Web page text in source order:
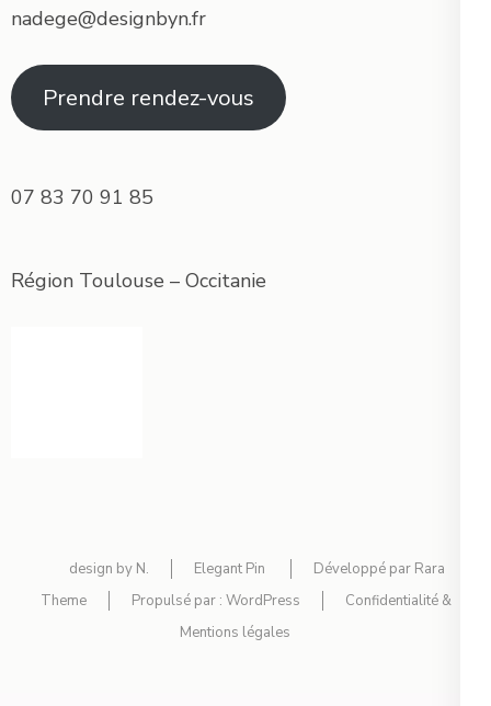
nadege@designbyn.fr
Prendre rendez-vous
07 83 70 91 85
Région Toulouse – Occitanie
design by N. Elegant Pin Développé par Rara
Theme
Propulsé par : WordPress
Confidentialité &
Mentions légales